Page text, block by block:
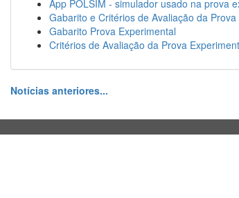
App POLSIM - simulador usado na prova
Gabarito e Critérios de Avaliação da Prova
Gabarito Prova Experimental
Critérios de Avaliação da Prova
Notícias anteriores...